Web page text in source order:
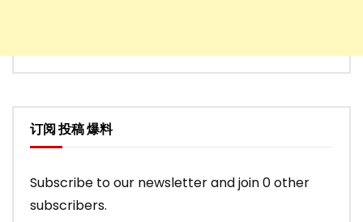
订阅 投稿 爆料
Subscribe to our newsletter and join 0 other
subscribers.